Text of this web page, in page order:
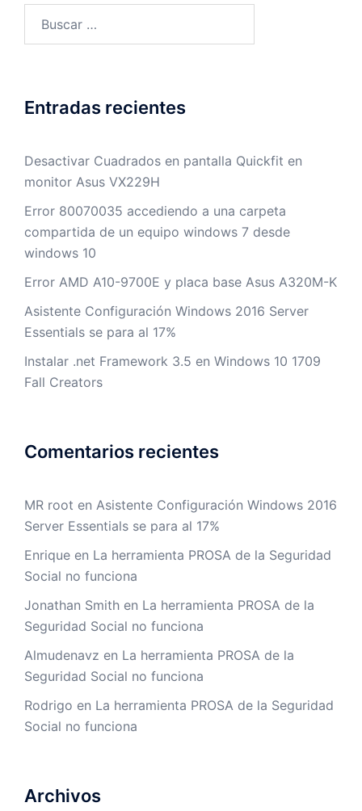
Entradas recientes
Desactivar Cuadrados en pantalla Quickfit en
monitor Asus VX229H
Error 80070035 accediendo a una carpeta
compartida de un equipo windows 7 desde
windows 10
Error AMD A10-9700E y placa base Asus A320M-K
Asistente Configuración Windows 2016 Server
Essentials se para al 17%
Instalar .net Framework 3.5 en Windows 10 1709
Fall Creators
Comentarios recientes
MR root en Asistente Configuración Windows 2016
Server Essentials se para al 17%
Enrique en La herramienta PROSA de la Seguridad
Social no funciona
Jonathan Smith en La herramienta PROSA de la
Seguridad Social no funciona
Almudenavz en La herramienta PROSA de la
Seguridad Social no funciona
Rodrigo en La herramienta PROSA de la Seguridad
Social no funciona
Archivos